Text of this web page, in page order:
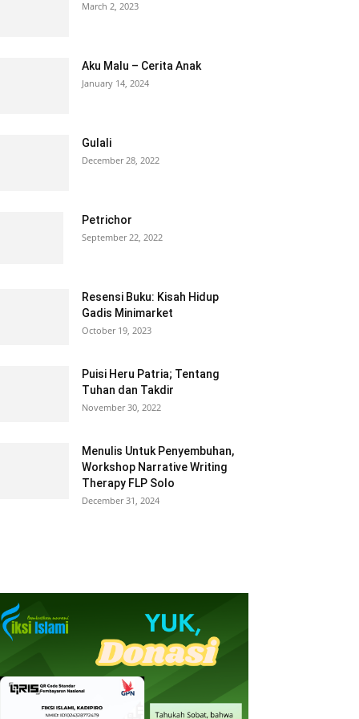
March 2, 2023
Aku Malu – Cerita Anak
January 14, 2024
Gulali
December 28, 2022
Petrichor
September 22, 2022
Resensi Buku: Kisah Hidup
Gadis Minimarket
October 19, 2023
Puisi Heru Patria; Tentang
Tuhan dan Takdir
November 30, 2022
Menulis Untuk Penyembuhan,
Workshop Narrative Writing
Therapy FLP Solo
December 31, 2024